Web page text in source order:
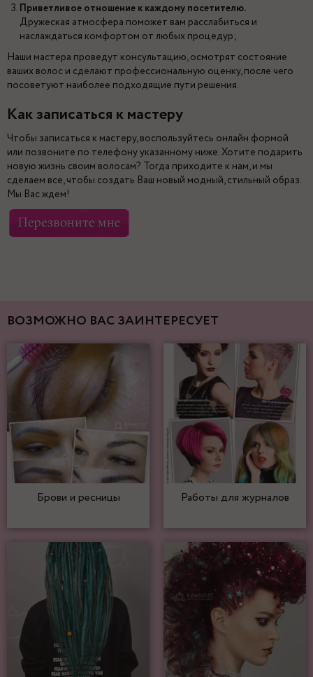
Приветливое отношение к каждому посетителю.
Дружеская атмосфера поможет вам расслабиться и
наслаждаться комфортом от любых процедур;
Наши мастера проведут консультацию, осмотрят состояние
ваших волос и сделают профессиональную оценку, после чего
посоветуют наиболее подходящие пути решения.
Как записаться к мастеру
Чтобы записаться к мастеру, воспользуйтесь онлайн формой
или позвоните по телефону указанному ниже. Хотите подарить
новую жизнь своим волосам? Тогда приходите к нам, и мы
сделаем все, чтобы создать Ваш новый модный, стильный образ.
Мы Вас ждем!
ВОЗМОЖНО ВАС ЗАИНТЕРЕСУЕТ
Брови и ресницы Работы для журналов